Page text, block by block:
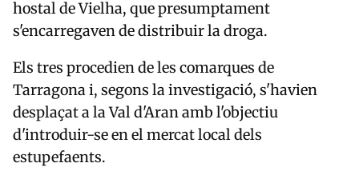
hostal deVielha, que presumptament
s'encarregaven de distribuir la droga.
Els tres procedien de les comarques de
Tarragona i, segons la investigació, s'havien
desplaçat a la Val d'Aran amb l'objectiu
d'introduir-se en el mercat local dels
estupefaents.